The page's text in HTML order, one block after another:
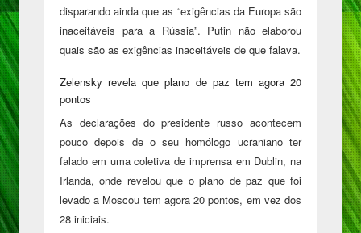
disparando ainda que as “exigências da Europa são
inaceitáveis para a Rússia”. Putin não elaborou
quais são as exigências inaceitáveis de que falava.
Zelensky revela que plano de paz tem agora 20
pontos
As declarações do presidente russo acontecem
pouco depois de o seu homólogo ucraniano ter
falado em uma coletiva de imprensa em Dublin, na
Irlanda, onde revelou que o plano de paz que foi
levado a Moscou tem agora 20 pontos, em vez dos
28 iniciais.